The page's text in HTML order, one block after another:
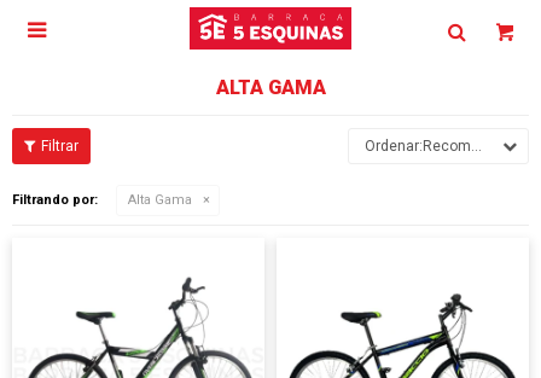

ALTA GAMA
Recomendados
Filtrando por: Alta Gama